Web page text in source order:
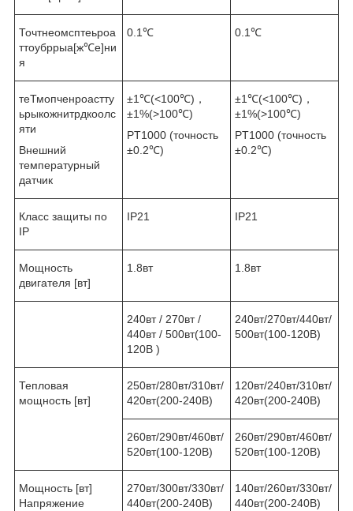
Точтнеомсптеьроа
ттоубррыа[ж℃е]ни
я
0.1℃ 0.1℃
теТмопченроастту
ьрыкожнитрдкоолс
яти
Внешний
температурный
датчик
±1℃(<100℃)，
±1%(>100℃)
PT1000 (точность
±0.2℃)
±1℃(<100℃)，
±1%(>100℃)
PT1000 (точность
±0.2℃)
Класс защиты по
IP
IP21 IP21
Мощность
двигателя [вт]
1.8вт 1.8вт
240вт / 270вт /
440вт / 500вт(100-
120B )
240вт/270вт/440вт/
500вт(100-120B)
Тепловая
мощность [вт]
250вт/280вт/310вт/
420вт(200-240B)
120вт/240вт/310вт/
420вт(200-240B)
260вт/290вт/460вт/
520вт(100-120B)
260вт/290вт/460вт/
520вт(100-120B)
Мощность [вт]
Напряжение
270вт/300вт/330вт/
440вт(200-240B)
140вт/260вт/330вт/
440вт(200-240B)